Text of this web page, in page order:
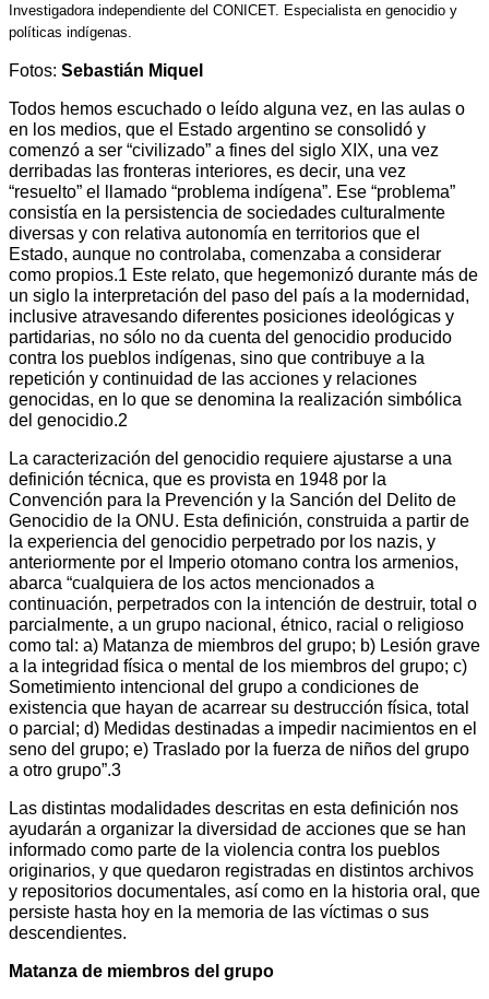
Investigadora independiente del CONICET. Especialista en genocidio y
políticas indígenas.
Fotos: Sebastián Miquel
Todos hemos escuchado o leído alguna vez, en las aulas o
en los medios, que el Estado argentino se consolidó y
comenzó a ser “civilizado” a fines del siglo XIX, una vez
derribadas las fronteras interiores, es decir, una vez
“resuelto” el llamado “problema indígena”. Ese “problema”
consistía en la persistencia de sociedades culturalmente
diversas y con relativa autonomía en territorios que el
Estado, aunque no controlaba, comenzaba a considerar
como propios.1 Este relato, que hegemonizó durante más de
un siglo la interpretación del paso del país a la modernidad,
inclusive atravesando diferentes posiciones ideológicas y
partidarias, no sólo no da cuenta del genocidio producido
contra los pueblos indígenas, sino que contribuye a la
repetición y continuidad de las acciones y relaciones
genocidas, en lo que se denomina la realización simbólica
del genocidio.2
La caracterización del genocidio requiere ajustarse a una
definición técnica, que es provista en 1948 por la
Convención para la Prevención y la Sanción del Delito de
Genocidio de la ONU. Esta definición, construida a partir de
la experiencia del genocidio perpetrado por los nazis, y
anteriormente por el Imperio otomano contra los armenios,
abarca “cualquiera de los actos mencionados a
continuación, perpetrados con la intención de destruir, total o
parcialmente, a un grupo nacional, étnico, racial o religioso
como tal: a) Matanza de miembros del grupo; b) Lesión grave
a la integridad física o mental de los miembros del grupo; c)
Sometimiento intencional del grupo a condiciones de
existencia que hayan de acarrear su destrucción física, total
o parcial; d) Medidas destinadas a impedir nacimientos en el
seno del grupo; e) Traslado por la fuerza de niños del grupo
a otro grupo”.3
Las distintas modalidades descritas en esta definición nos
ayudarán a organizar la diversidad de acciones que se han
informado como parte de la violencia contra los pueblos
originarios, y que quedaron registradas en distintos archivos
y repositorios documentales, así como en la historia oral, que
persiste hasta hoy en la memoria de las víctimas o sus
descendientes.
Matanza de miembros del grupo